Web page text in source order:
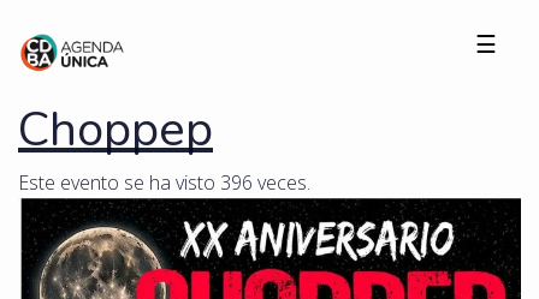
☰
Choppep
Este evento se ha visto 396 veces.